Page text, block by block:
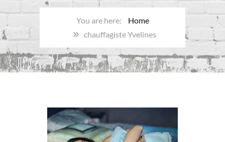
Home
chauffagiste Yvelines